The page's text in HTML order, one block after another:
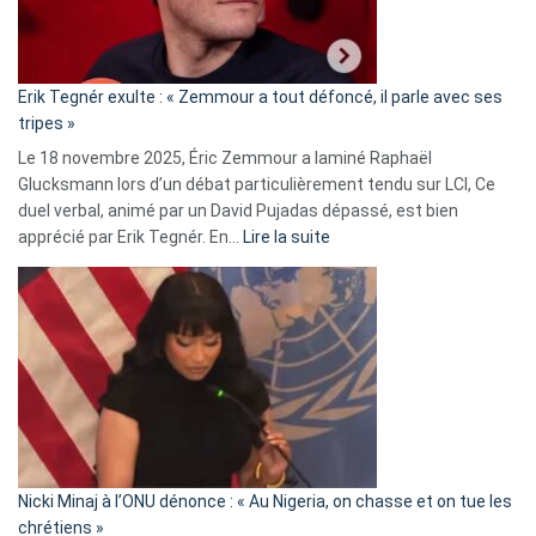
«
C’est
fake
news
»
Erik Tegnér exulte : « Zemmour a tout défoncé, il parle avec ses
tripes »
Le 18 novembre 2025, Éric Zemmour a laminé Raphaël
Glucksmann lors d’un débat particulièrement tendu sur LCI, Ce
duel verbal, animé par un David Pujadas dépassé, est bien
apprécié par Erik Tegnér. En…
Lire la suite
Tegnér
exulte
« Zemmour
a
tout
parle
Nicki Minaj à l’ONU dénonce : « Au Nigeria, on chasse et on tue les
chrétiens »